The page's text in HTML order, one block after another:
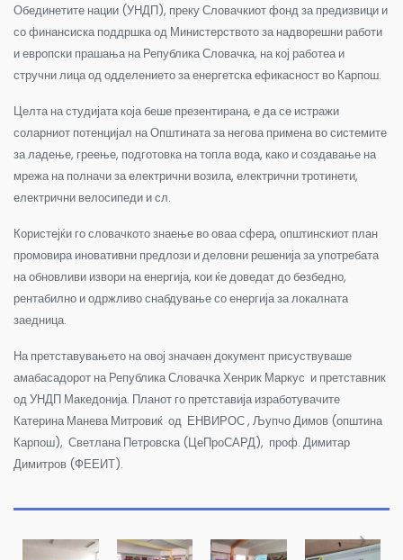
Обединетите нации (УНДП), преку Словачкиот фонд за предизвици и
со финансиска поддршка од Министерството за надворешни работи
и европски прашања на Република Словачка, на кој работеа и
стручни лица од одделението за енергетска ефикасност во Карпош.
Целта на студијата која беше презентирана, е да се истражи
соларниот потенцијал на Општината за негова примена во системите
за ладење, греење, подготовка на топла вода, како и создавање на
мрежа на полначи за електрични возила, електрични тротинети,
електрични велосипеди и сл.
Користејќи го словачкото знаење во оваа сфера, општинскиот план
промовира иновативни предлози и деловни решенија за употребата
на обновливи извори на енергија, кои ќе доведат до безбедно,
рентабилно и одржливо снабдување со енергија за локалната
заедница.
На претставувањето на овој значаен документ присуствуваше
амабасадорот на Република Словачка Хенрик Маркус и претставник
од УНДП Македонија. Планот го претставија изработувачите
Катерина Манева Митровиќ од ЕНВИРОС , Љупчо Димов (општина
Карпош), Светлана Петровска (ЦеПроСАРД), проф. Димитар
Димитров (ФЕЕИТ).